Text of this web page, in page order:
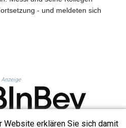
Website erklären Sie sich damit
NGN 1577.963717
PAB 1.15598
PEN 3.913564
PGK 5.112721
PKR 321.178758
- und meldeten sich
Anzeige